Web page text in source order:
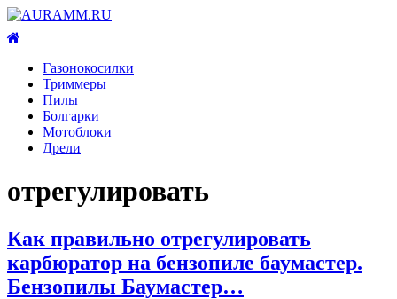
Газонокосилки
Триммеры
Пилы
Болгарки
Мотоблоки
Дрели
отрегулировать
Как правильно отрегулировать
карбюратор на бензопиле баумастер.
Бензопилы Баумастер…